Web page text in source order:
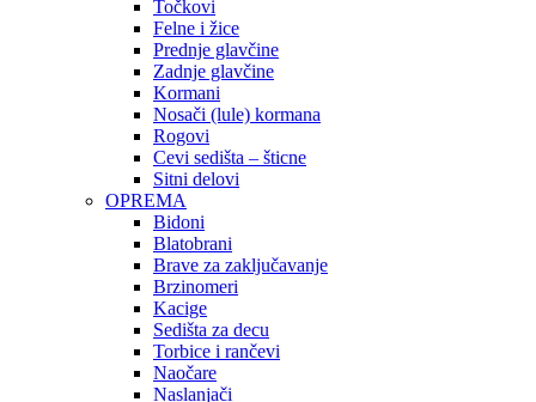
Točkovi
Felne i žice
Prednje glavčine
Zadnje glavčine
Kormani
Nosači (lule) kormana
Rogovi
Cevi sedišta – šticne
Sitni delovi
OPREMA
Bidoni
Blatobrani
Brave za zaključavanje
Brzinomeri
Kacige
Sedišta za decu
Torbice i rančevi
Naočare
Naslanjači